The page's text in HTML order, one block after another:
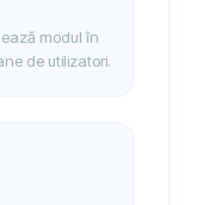
modul în
de utilizatori.